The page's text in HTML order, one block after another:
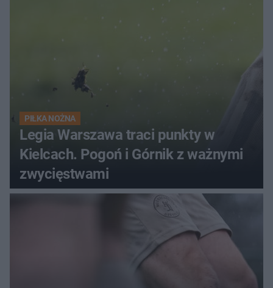
PIŁKA NOŻNA
Legia Warszawa traci punkty w
Kielcach. Pogoń i Górnik z ważnymi
zwycięstwami